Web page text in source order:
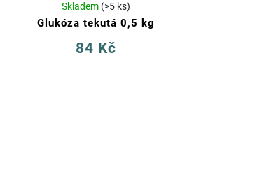
Glukóza tekutá 0,5 kg
Skladem (>5 ks)
84 Kč